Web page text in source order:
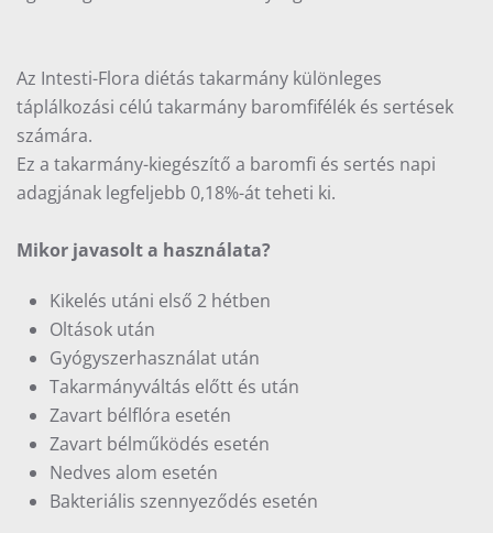
Az Intesti-Flora diétás takarmány különleges
táplálkozási célú takarmány baromfifélék és sertések
számára.
Ez a takarmány-kiegészítő a baromfi és sertés napi
adagjának legfeljebb 0,18%-át teheti ki.
Mikor javasolt a használata?
Kikelés utáni első 2 hétben
Oltások után
Gyógyszerhasználat után
Takarmányváltás előtt és után
Zavart bélflóra esetén
Zavart bélműködés esetén
Nedves alom esetén
Bakteriális szennyeződés esetén